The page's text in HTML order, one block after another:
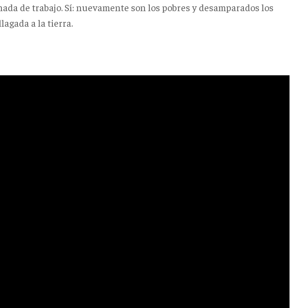
de trabajo. Sí: nuevamente son los pobres y desamparados los
a la tierra.